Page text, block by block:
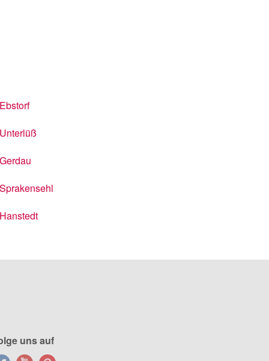
Ebstorf
Unterlüß
Gerdau
Sprakensehl
Hanstedt
uns auf